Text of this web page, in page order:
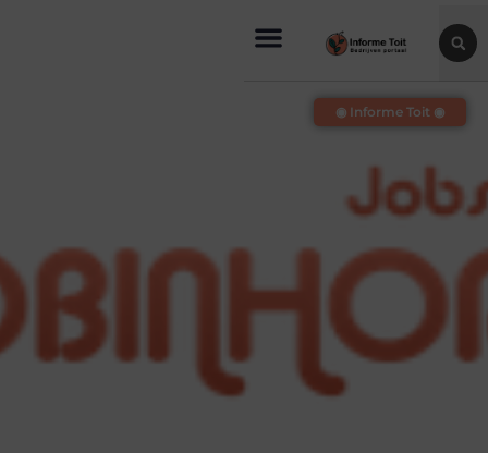
◉ Informe Toit ◉